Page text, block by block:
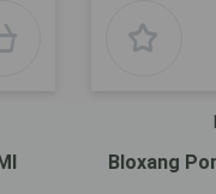
Bloxang